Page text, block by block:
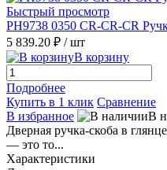
Быстрый просмотр
PH9738 0350 CR-CR-CR
5 839.20 ₽ / шт
В корзину
Подробнее
Купить в 1 клик Сравнение
В избранное
В
Дверная ручка-скоба в
— это то...
Характеристики